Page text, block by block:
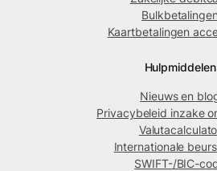
Bulkbetalingen
Kaartbetalingen
Hulpmiddelen
Nieuws en
Privacybeleid inzake
Internationale
SWIFT-/BIC-